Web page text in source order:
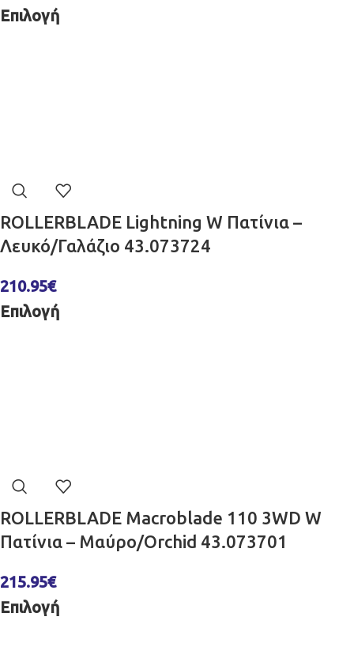
Επιλογή
ROLLERBLADE Lightning W Πατίνια –
Λευκό/Γαλάζιο 43.073724
210.95€
Επιλογή
ROLLERBLADE Macroblade 110 3WD W
Πατίνια – Μαύρο/Orchid 43.073701
215.95€
Επιλογή